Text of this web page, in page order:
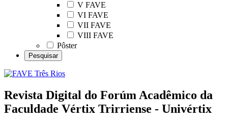
V FAVE
VI FAVE
VII FAVE
VIII FAVE
Pôster
Revista Digital do Forúm Acadêmico da
Faculdade Vértix Trirriense - Univértix